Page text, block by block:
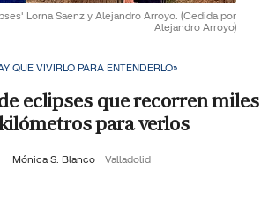
Lorna Saenz y Alejandro Arroyo. (Cedida por
Alejandro Arroyo)
QUE VIVIRLO PARA ENTENDERLO»
eclipses que recorren miles
para verlos
Mónica S. Blanco Valladolid